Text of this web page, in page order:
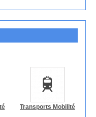
Transports Mobilité